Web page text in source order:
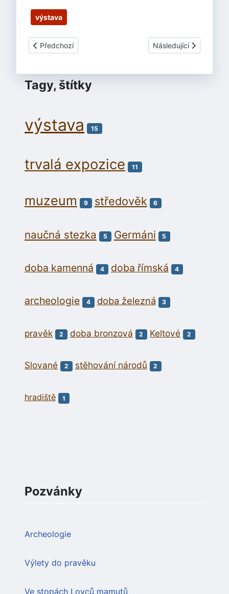
Pozvánky
Archeologie
Výlety do pravěku
Ve stopách Lovců mamutů
výstava
Předchozí článek: Poklady Východní Moravy
Předchozí Další článek: Exit 91 /
Následující
Tagy, štítky
výstava 15
trvalá expozice 11
muzeum 9 středověk 6
naučná stezka 5 Germáni 5
doba kamenná 4 doba římská 4
archeologie 4 doba železná 3
pravěk 2 doba bronzová 2 Keltové 2
Slované 2 stěhování národů 2
hradiště 1